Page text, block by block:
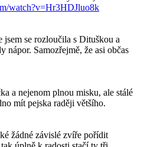
watch?v=Hr3HDJluo8k
jsem se rozloučila s Dituškou a
nápor. Samozřejmě, že asi občas
a nejenom plnou misku, ale stálé
mít pejska raději většího.
žádné závislé zvíře pořídit